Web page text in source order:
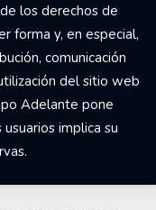
los derechos de
forma y, en especial,
comunicación
del sitio web
Adelante pone
implica su